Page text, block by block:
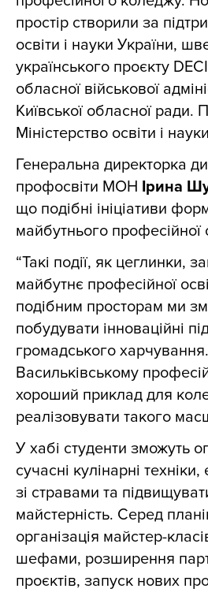
простір створили за
освіти і науки України,
українського проєкту
обласної військової
Київської обласної ради.
Міністерство освіти і
Генеральна директорка
профосвіти МОН Ірина
що подібні ініціативи
майбутнього професійної
“Такі події, як цеглинки,
майбутнє професійної
подібним просторам ми
побудувати інноваційні
громадського
Васильківському
хороший приклад для
реалізовувати такого
У хабі студенти зможуть
сучасні кулінарні
зі стравами та
майстерність. Серед
організація майстер-
шефами, розширення
проєктів, запуск нових